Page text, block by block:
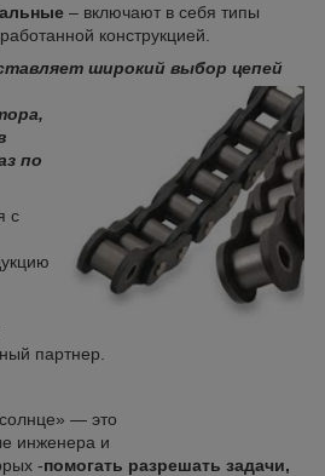
– включают в себя типы
конструкцией.
широкий выбор цепей
по
с
партнер.
— это
инженера и
-помогать разрешать задачи,